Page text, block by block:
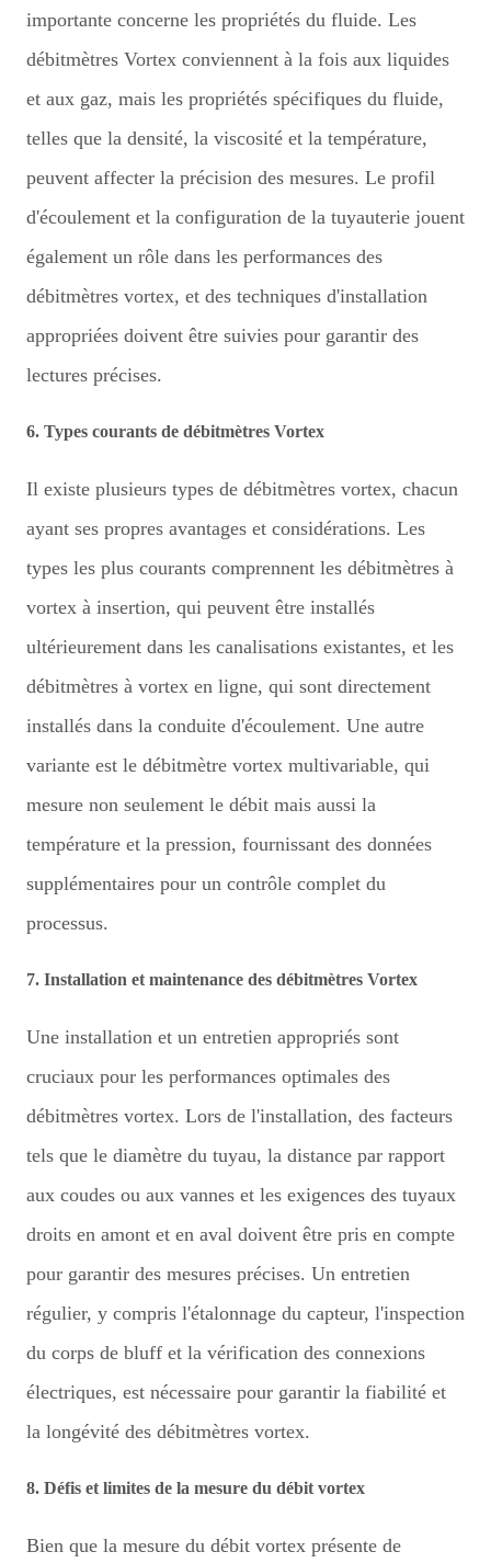
importante concerne les propriétés du fluide. Les
débitmètres Vortex conviennent à la fois aux liquides
et aux gaz, mais les propriétés spécifiques du fluide,
telles que la densité, la viscosité et la température,
peuvent affecter la précision des mesures. Le profil
d'écoulement et la configuration de la tuyauterie jouent
également un rôle dans les performances des
débitmètres vortex, et des techniques d'installation
appropriées doivent être suivies pour garantir des
lectures précises.
6. Types courants de débitmètres Vortex
Il existe plusieurs types de débitmètres vortex, chacun
ayant ses propres avantages et considérations. Les
types les plus courants comprennent les débitmètres à
vortex à insertion, qui peuvent être installés
ultérieurement dans les canalisations existantes, et les
débitmètres à vortex en ligne, qui sont directement
installés dans la conduite d'écoulement. Une autre
variante est le débitmètre vortex multivariable, qui
mesure non seulement le débit mais aussi la
température et la pression, fournissant des données
supplémentaires pour un contrôle complet du
processus.
7. Installation et maintenance des débitmètres Vortex
Une installation et un entretien appropriés sont
cruciaux pour les performances optimales des
débitmètres vortex. Lors de l'installation, des facteurs
tels que le diamètre du tuyau, la distance par rapport
aux coudes ou aux vannes et les exigences des tuyaux
droits en amont et en aval doivent être pris en compte
pour garantir des mesures précises. Un entretien
régulier, y compris l'étalonnage du capteur, l'inspection
du corps de bluff et la vérification des connexions
électriques, est nécessaire pour garantir la fiabilité et
la longévité des débitmètres vortex.
8. Défis et limites de la mesure du débit vortex
Bien que la mesure du débit vortex présente de